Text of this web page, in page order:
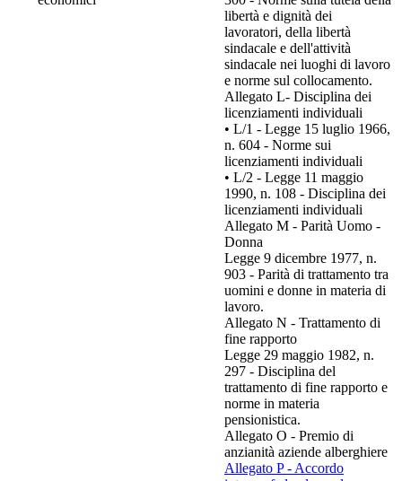
libertà e dignità dei
lavoratori, della libertà
sindacale e dell'attività
sindacale nei luoghi di lavoro
e norme sul collocamento.
Allegato L- Disciplina dei
licenziamenti individuali
• L/1 - Legge 15 luglio 1966,
n. 604 - Norme sui
licenziamenti individuali
• L/2 - Legge 11 maggio
1990, n. 108 - Disciplina dei
licenziamenti individuali
Allegato M - Parità Uomo -
Donna
Legge 9 dicembre 1977, n.
903 - Parità di trattamento tra
uomini e donne in materia di
lavoro.
Allegato N - Trattamento di
fine rapporto
Legge 29 maggio 1982, n.
297 - Disciplina del
trattamento di fine rapporto e
norme in materia
pensionistica.
Allegato O - Premio di
anzianità aziende alberghiere
Allegato P - Accordo